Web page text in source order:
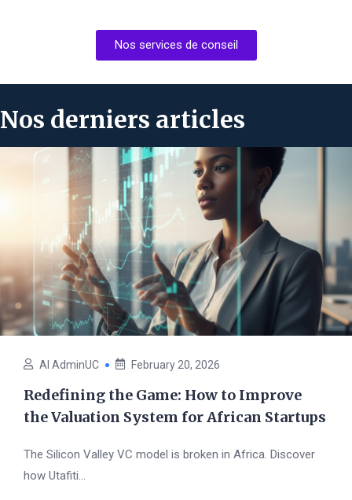
Nos services de conseil
Nos derniers articles
AI AdminUC February 20, 2026
Redefining the Game: How to Improve
the Valuation System for African Startups
The Silicon Valley VC model is broken in Africa. Discover
how Utafiti...